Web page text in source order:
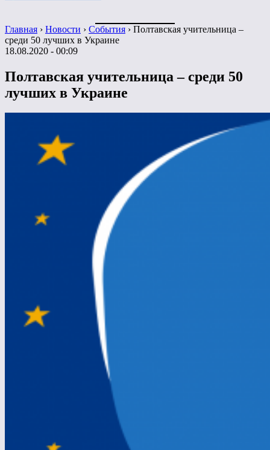
Главная › Новости › События › Полтавская учительница –
среди 50 лучших в Украине
18.08.2020 - 00:09
Полтавская учительница – среди 50
лучших в Украине